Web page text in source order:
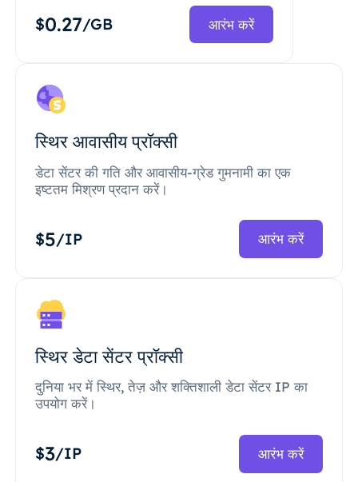
$0.27/GB आरंभ करें
स्थिर आवासीय प्रॉक्सी
डेटा सेंटर की गति और आवासीय-ग्रेड गुमनामी का एक
इष्टतम मिश्रण प्रदान करें।
$5/IP आरंभ करें
स्थिर डेटा सेंटर प्रॉक्सी
दुनिया भर में स्थिर, तेज़ और शक्तिशाली डेटा सेंटर IP का
उपयोग करें।
$3/IP आरंभ करें